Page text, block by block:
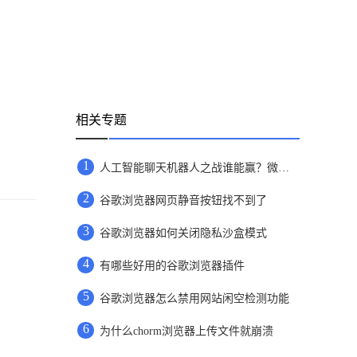
相关专题
1 人工智能聊天机器人之战谁能赢？微软谷歌对决才刚刚开始
2 谷歌浏览器网页静音按钮找不到了
3 谷歌浏览器如何关闭隐私沙盒模式
4 有哪些好用的谷歌浏览器插件
5 谷歌浏览器怎么禁用网站闲空检测功能
6 为什么chorm浏览器上传文件就崩溃